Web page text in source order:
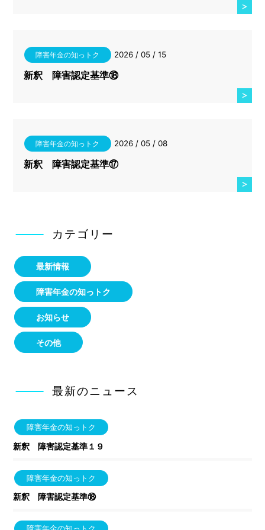
障害年金の知っトク 2026 / 05 / 15
新釈 障害認定基準⑱
障害年金の知っトク 2026 / 05 / 08
新釈 障害認定基準⑰
カテゴリー
最新情報
障害年金の知っトク
お知らせ
その他
最新のニュース
障害年金の知っトク
新釈 障害認定基準１９
障害年金の知っトク
新釈 障害認定基準⑱